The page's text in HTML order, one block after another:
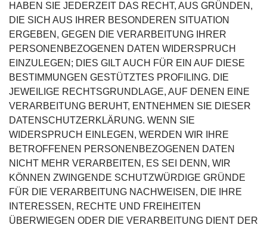
HABEN SIE JEDERZEIT DAS RECHT, AUS GRÜNDEN,
DIE SICH AUS IHRER BESONDEREN SITUATION
ERGEBEN, GEGEN DIE VERARBEITUNG IHRER
PERSONENBEZOGENEN DATEN WIDERSPRUCH
EINZULEGEN; DIES GILT AUCH FÜR EIN AUF DIESE
BESTIMMUNGEN GESTÜTZTES PROFILING. DIE
JEWEILIGE RECHTSGRUNDLAGE, AUF DENEN EINE
VERARBEITUNG BERUHT, ENTNEHMEN SIE DIESER
DATENSCHUTZERKLÄRUNG. WENN SIE
WIDERSPRUCH EINLEGEN, WERDEN WIR IHRE
BETROFFENEN PERSONENBEZOGENEN DATEN
NICHT MEHR VERARBEITEN, ES SEI DENN, WIR
KÖNNEN ZWINGENDE SCHUTZWÜRDIGE GRÜNDE
FÜR DIE VERARBEITUNG NACHWEISEN, DIE IHRE
INTERESSEN, RECHTE UND FREIHEITEN
ÜBERWIEGEN ODER DIE VERARBEITUNG DIENT DER